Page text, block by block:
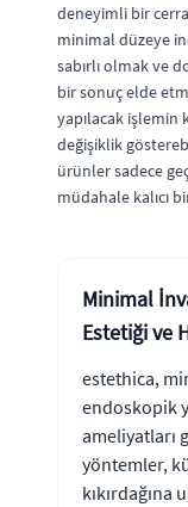
deneyimli bir
minimal düzeye
sabırlı olmak ve
bir sonuç elde
yapılacak işlemin
değişiklik
ürünler sadece
müdahale kalıcı
Minimal
Estetiği ve
estethica,
endoskopik
ameliyatları
yöntemler,
kıkırdağına